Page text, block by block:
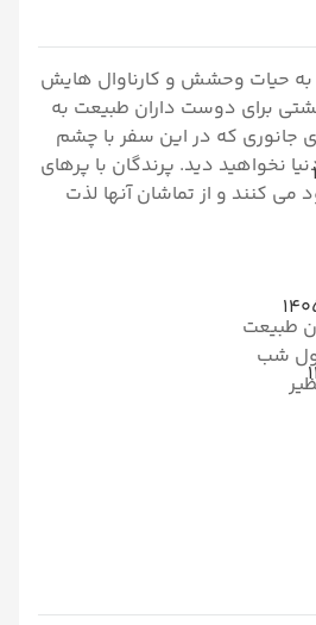
حیات وحشش و کارناوال هایش
برای دوست داران طبیعت به
جانوری که در این سفر با چشم
نخواهید دید. پرندگان با پرهای
می کنند و از تماشان آنها لذت
طبیعت
شب